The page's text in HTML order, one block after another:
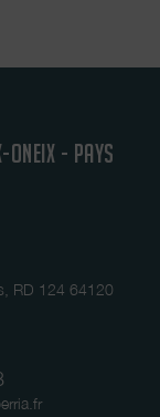
ONEIX - PAYS
RD 124 64120